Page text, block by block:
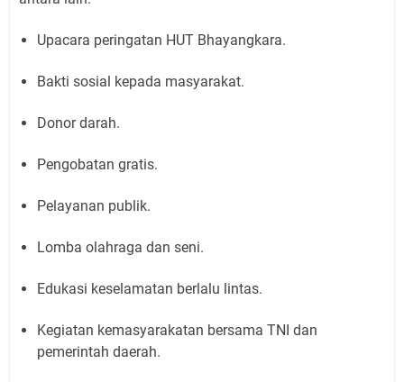
Upacara peringatan HUT Bhayangkara.
Bakti sosial kepada masyarakat.
Donor darah.
Pengobatan gratis.
Pelayanan publik.
Lomba olahraga dan seni.
Edukasi keselamatan berlalu lintas.
Kegiatan kemasyarakatan bersama TNI dan
pemerintah daerah.